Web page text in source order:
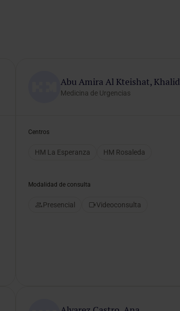
Abu Amira Al Kteishat, Khalid
Medicina de Urgencias
Centros
HM La Esperanza HM Rosaleda
Modalidad de consulta
Presencial Videoconsulta